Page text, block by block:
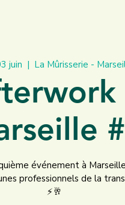
juin
  |
La Mûrisserie -
événement à
professionnels de la
⚡🥂